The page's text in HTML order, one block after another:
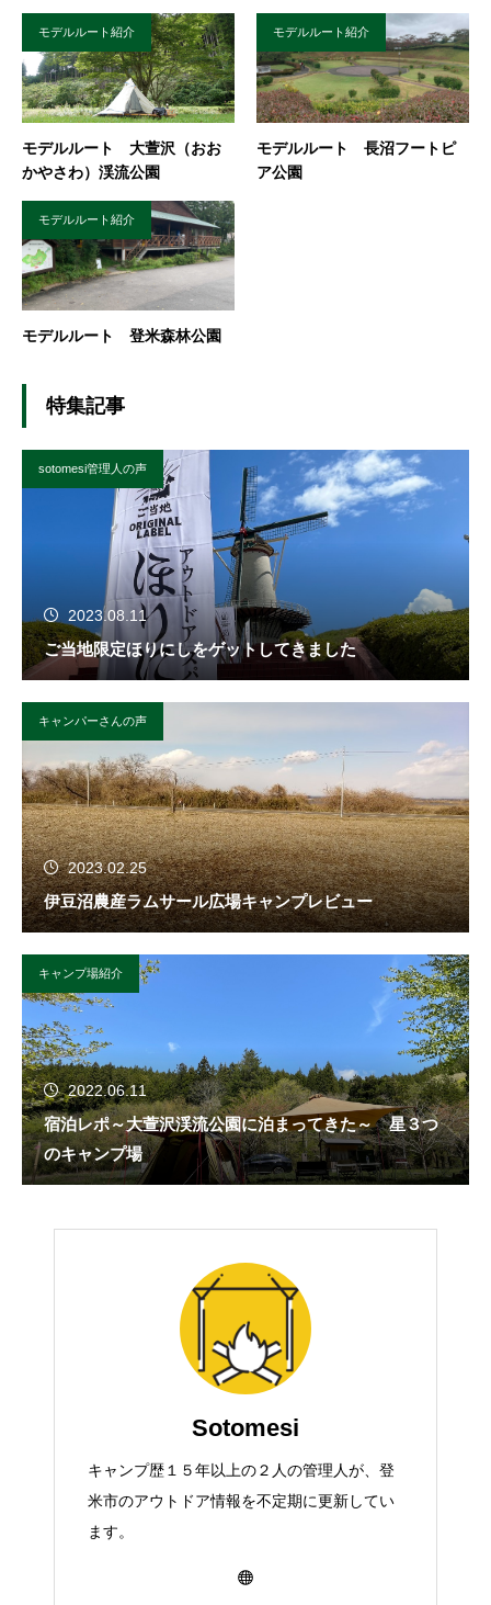
モデルルート紹介
モデルルート 大萱沢（おお
かやさわ）渓流公園
モデルルート紹介
モデルルート 長沼フートピ
ア公園
モデルルート紹介
モデルルート 登米森林公園
特集記事
sotomesi管理人の声
2023.08.11
ご当地限定ほりにしをゲットしてきました
キャンパーさんの声
2023.02.25
伊豆沼農産ラムサール広場キャンプレビュー
キャンプ場紹介
2022.06.11
宿泊レポ～大萱沢渓流公園に泊まってきた～ 星３つ
のキャンプ場
Sotomesi
キャンプ歴１５年以上の２人の管理人が、登
米市のアウトドア情報を不定期に更新してい
ます。